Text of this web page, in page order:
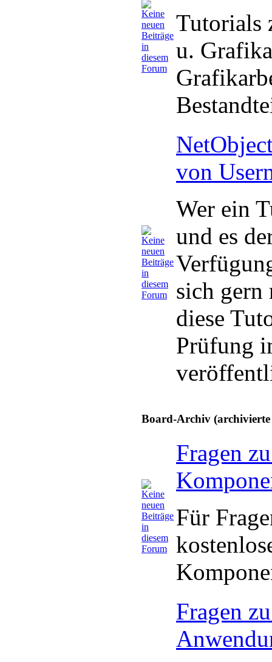
Tutorials
u.
von
Wer ein
und es
sich gern
diese
Prüfung
Board-Archiv
Fragen
Für
Fragen